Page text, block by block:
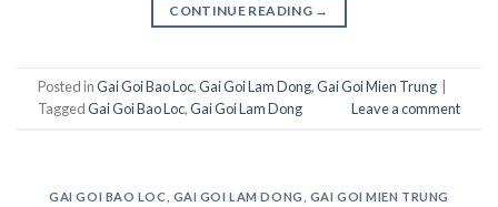
CONTINUE READING →
Posted inGai Goi Bao Loc,Gai Goi Lam Dong,Gai Goi Mien Trung
TaggedGai Goi Bao Loc,Gai Goi Lam Dong Leave a comment
GAI GOI BAO LOC GAI GOI LAM DONG GAI GOI MIEN TRUNG